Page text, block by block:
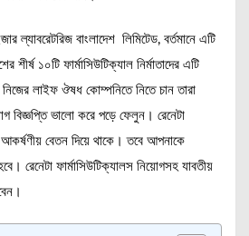
ল্যাবরেটরিজ বাংলাদেশ লিমিটেড, বর্তমানে এটি
শীর্ষ ১০টি ফার্মাসিউটিক্যাল নির্মাতাদের এটি
লাইফ ঔষধ কোম্পনিতে নিতে চান তারা
বিজ্ঞপ্তি ভালো করে পড়ে ফেলুন। রেনেটা
আকর্ষণীয় বেতন দিয়ে থাকে। তবে আপনাকে
রেনেটা ফার্মাসিউটিক্যালস নিয়োগসহ যাবতীয়